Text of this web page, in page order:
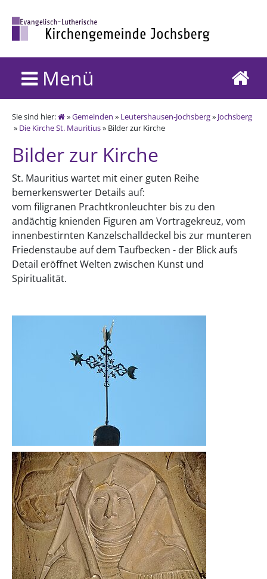
Menü
Sie sind hier: »Gemeinden » Leutershausen-Jochsberg» Jochsberg
» Die Kirche St. Mauritius» Bilder zur Kirche
Bilder zur Kirche
St. Mauritius wartet mit einer guten Reihe
bemerkenswerter Details auf:
vom filigranen Prachtkronleuchter bis zu den
andächtig knienden Figuren am Vortragekreuz, vom
innenbestirnten Kanzelschalldeckel bis zur munteren
Friedenstaube auf dem Taufbecken - der Blick aufs
Detail eröffnet Welten zwischen Kunst und
Spiritualität.